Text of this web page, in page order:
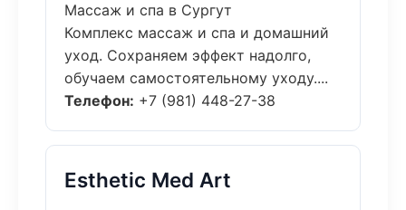
Массаж и спа в Сургут
Комплекс массаж и спа и домашний
уход. Сохраняем эффект надолго,
обучаем самостоятельному уходу....
Телефон: +7 (981) 448-27-38
Esthetic Med Art